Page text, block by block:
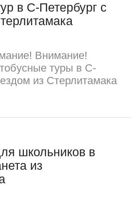
в С-Петербург с
Внимание!
туры в С-
из Стерлитамака
школьников в
из